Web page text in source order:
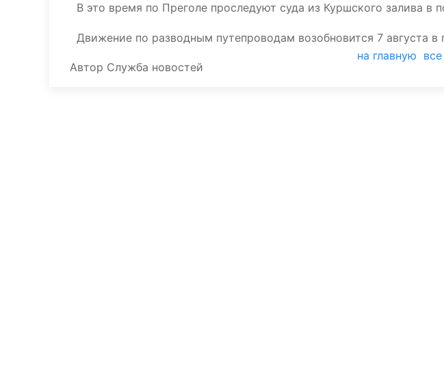
В это время по Преголе проследуют суда из Куршского залива в
Движение по разводным путепроводам возобновится 7 августа в
Автор Служба новостей
на главную